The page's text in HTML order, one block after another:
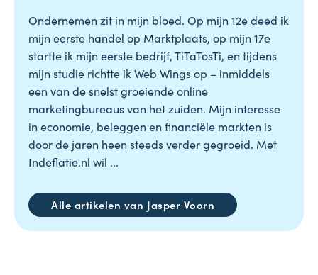
Ondernemen zit in mijn bloed. Op mijn 12e deed ik
mijn eerste handel op Marktplaats, op mijn 17e
startte ik mijn eerste bedrijf, TiTaTosTi, en tijdens
mijn studie richtte ik Web Wings op – inmiddels
een van de snelst groeiende online
marketingbureaus van het zuiden. Mijn interesse
in economie, beleggen en financiële markten is
door de jaren heen steeds verder gegroeid. Met
Indeflatie.nl wil ...
Alle artikelen van Jasper Voorn